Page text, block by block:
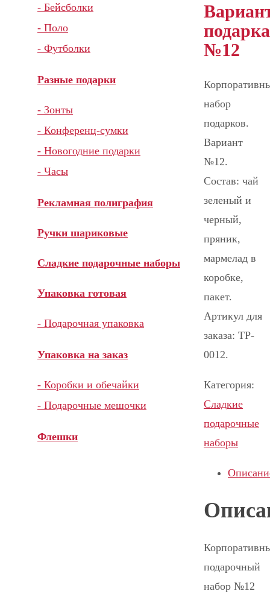
подарка
№12
набор
подарков.
Вариант
№12.
Состав: чай
зеленый и
черный,
пряник,
мармелад в
коробке,
пакет.
Артикул для
заказа: TP-
0012.
Категория:
Сладкие
подарочные
наборы
подарочный
набор №12
- Бейсболки
- Поло
- Футболки
Разные подарки
- Зонты
- Конференц-сумки
- Новогодние подарки
- Часы
Рекламная полиграфия
Ручки шариковые
Сладкие подарочные наборы
Упаковка готовая
- Подарочная упаковка
Упаковка на заказ
- Коробки и обечайки
- Подарочные мешочки
Флешки